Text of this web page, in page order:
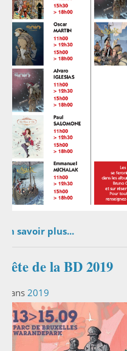
En savoir plus...
Fête de la BD 2019
Dans 2019